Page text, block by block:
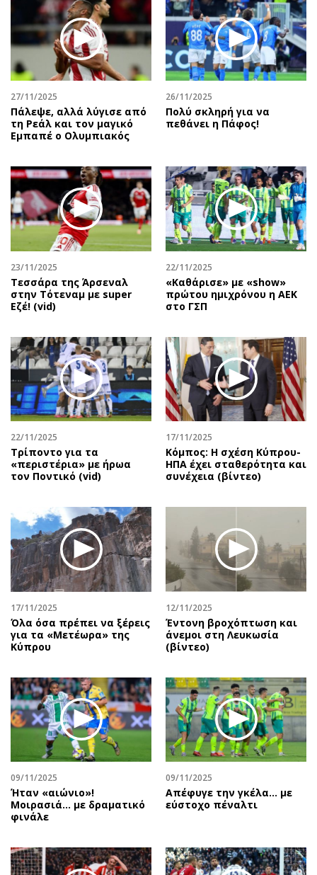
27/11/2025
Πάλεψε, αλλά λύγισε από
τη Ρεάλ και τον μαγικό
Εμπαπέ ο Ολυμπιακός
26/11/2025
Πολύ σκληρή για να
πεθάνει η Πάφος!
23/11/2025
Τεσσάρα της Άρσεναλ
στην Τότεναμ με super
Εζέ! (vid)
22/11/2025
«Καθάρισε» με «show»
πρώτου ημιχρόνου η ΑΕΚ
στο ΓΣΠ
22/11/2025
Τρίποντο για τα
«περιστέρια» με ήρωα
τον Ποντικό (vid)
17/11/2025
Κόμπος: Η σχέση Κύπρου-
ΗΠΑ έχει σταθερότητα και
συνέχεια (βίντεο)
17/11/2025
Όλα όσα πρέπει να ξέρεις
για τα «Μετέωρα» της
Κύπρου
12/11/2025
Έντονη βροχόπτωση και
άνεμοι στη Λευκωσία
(βίντεο)
09/11/2025
Ήταν «αιώνιο»!
Μοιρασιά… με δραματικό
φινάλε
09/11/2025
Aπέφυγε την γκέλα... με
εύστοχο πέναλτι